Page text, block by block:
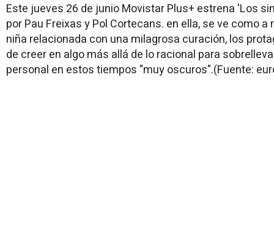
Este jueves 26 de junio Movistar Plus+ estrena 'Los
por Pau Freixas y Pol Cortecans. en ella, se ve como
niña relacionada con una milagrosa curación, los
de creer en algo más allá de lo racional para
personal en estos tiempos "muy oscuros".(Fuente: